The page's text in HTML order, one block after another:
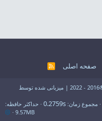
صفحه اصلی
R
©تمامی حقوق برای ایران وب ادمین محفوظ است ®2016 - 2022 | میزبانی شده توسط
مجموع زمان 0.2759s
حداکثر حافظه
9.57MB